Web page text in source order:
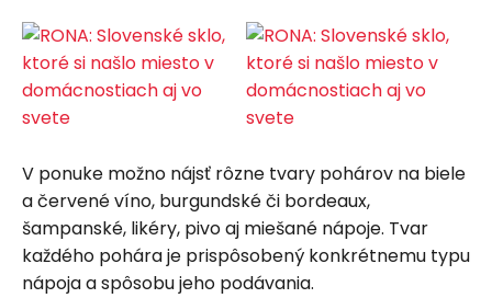
V ponuke možno nájsť rôzne tvary pohárov na biele
a červené víno, burgundské či bordeaux,
šampanské, likéry, pivo aj miešané nápoje. Tvar
každého pohára je prispôsobený konkrétnemu typu
nápoja a spôsobu jeho podávania.